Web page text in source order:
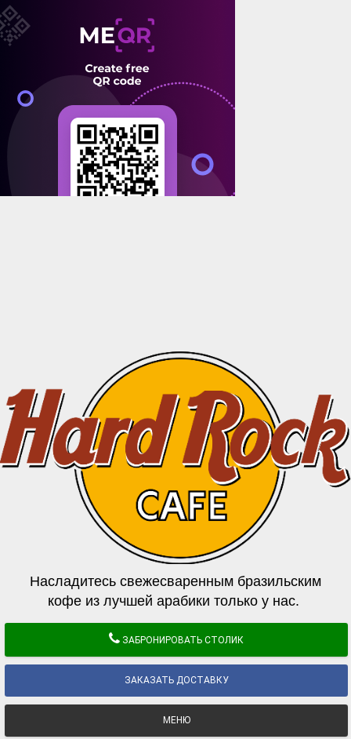
Насладитесь свежесваренным бразильским
кофе из лучшей арабики только у нас.
ЗАБРОНИРОВАТЬ СТОЛИК
ЗАКАЗАТЬ ДОСТАВКУ
МЕНЮ